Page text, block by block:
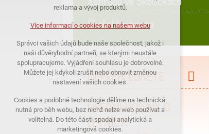
Volitelná cookies
vyhodnocení návštěvnosti
marketingová cookies (Google)
Více informací o cookies na našem webu
PŘIJMOUT VŠECHNY COOKIES
reklama a vývoj produktů.
Více informací o cookies na našem webu
Správci vašich údajů bude naše společnost, jakož i
naši důvěryhodní partneři, se kterými neustále
spolupracujeme. Vyjádření souhlasu je dobrovolné.
Můžete jej kdykoli zrušit nebo obnovit změnou
nastavení vašich cookies.
Cookies a podobné technologie dělíme na technická:
nutná pro běh webu, bez nichž nelze web používat a
volitelná. Do této části spadají analytická a
marketingová cookies.
Školní knihovna
NEPŘEHLÉDNĚTE
ÚŘEDNÍ HODINY O
LETNÍCH